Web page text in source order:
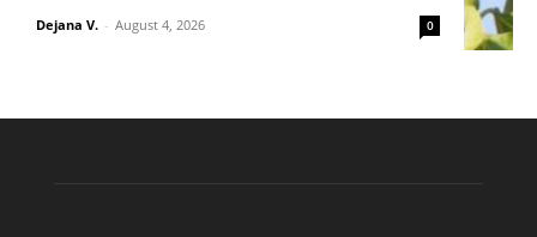
Dejana V. - August 4, 2026 0